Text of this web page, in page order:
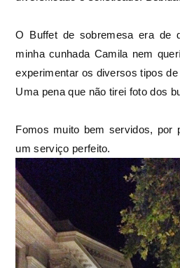
O Buffet de sobremesa era de
minha cunhada Camila nem
experimentar os diversos tipos
Uma pena que não tirei foto dos
Fomos muito bem servidos, por
um serviço perfeito.